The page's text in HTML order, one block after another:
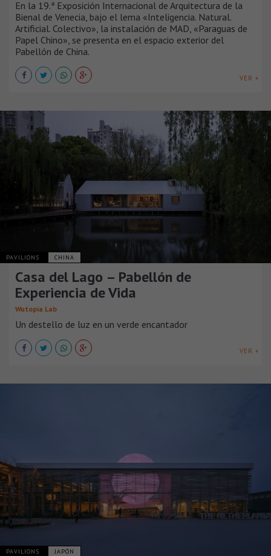
En la 19.ª Exposición Internacional de Arquitectura de la
Bienal de Venecia, bajo el lema «Inteligencia. Natural.
Artificial. Colectivo», la instalación de MAD, «Paraguas de
Papel Chino», se presenta en el espacio exterior del
Pabellón de China.
VER +
PAVILIONS CHINA
Casa del Lago – Pabellón de
Experiencia de Vida
Wutopia Lab
Un destello de luz en un verde encantador
VER +
PAVILIONS JAPÓN